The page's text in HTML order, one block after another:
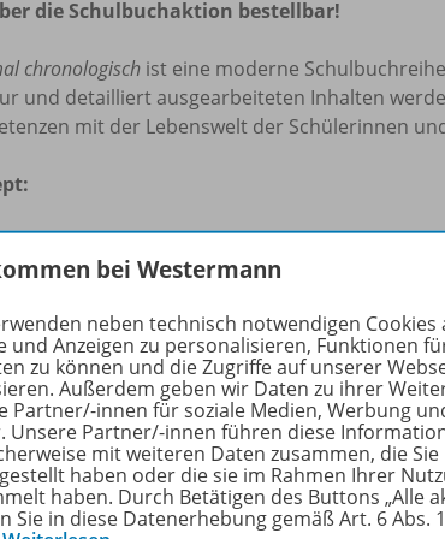
die Schulbuchaktion bestellbar!
chronologisch ist eine moderne
und detailliert ausgearbeiteten Inhalten
mit der Lebenswelt der Schülerinnen
Kapitel spiegeln die neun Module des
Kapitel ist gleich lang.
ergänzen das Werk. In Band 3
arbeiten" und "mit Karikaturen
klar strukturiertes Seitenkonzept erleichtert
vermittelt, auf der rechten Seite werden
Kapitel beginnt mit einer Einstiegsseite. Den
und mit der zeitgenössischen
bei Westermann
neben technisch notwendigen Cookies
und Anzeigen zu personalisieren, Funktionen
zu können und die Zugriffe auf unserer
Außerdem geben wir Daten zu ihrer
Partner/-innen für soziale Medien, Werbung
Unsere Partner/-innen führen diese
mit weiteren Daten zusammen, die Sie
haben oder die sie im Rahmen Ihrer
haben. Durch Betätigen des Buttons „Alle
Sie in diese Datenerhebung gemäß Art. 6 Abs. 1